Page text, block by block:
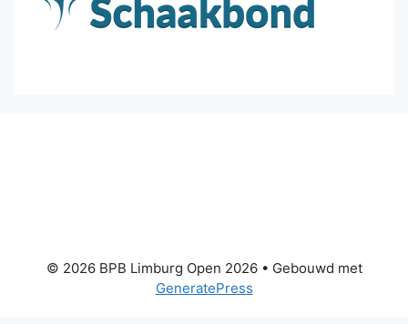
© 2026 BPB Limburg Open 2026• Gebouwd met
GeneratePress